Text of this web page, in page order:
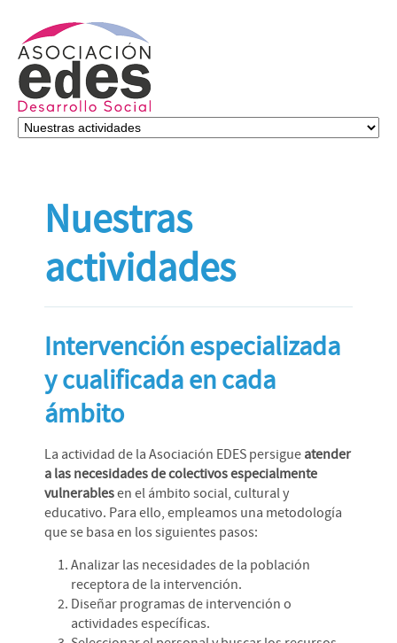
Nuestras
actividades
Intervención especializada
y cualificada en cada
ámbito
La actividad de la Asociación EDES persigue atender
a las necesidades de colectivos especialmente
vulnerablesen el ámbito social, cultural y
educativo. Para ello, empleamos una metodología
que se basa en los siguientes pasos:
Analizar las necesidades de la población
receptora de la intervención.
Diseñar programas de intervención o
actividades específicas.